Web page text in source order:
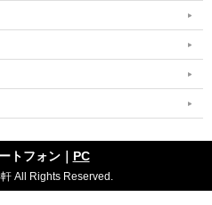
トフォン｜ PC
All Rights Reserved.